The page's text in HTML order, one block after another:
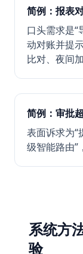
简例：报表
口头需求是“
动对账并提
比对、夜间
简例：审批
表面诉求为“
级智能路由”
系统方
验